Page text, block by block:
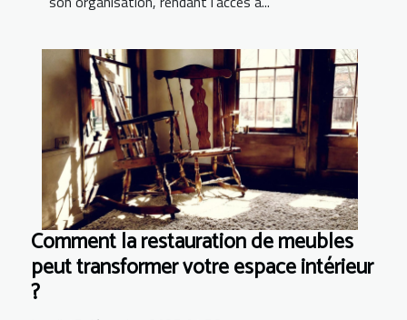
Comment la restauration de meubles
peut transformer votre espace intérieur
?